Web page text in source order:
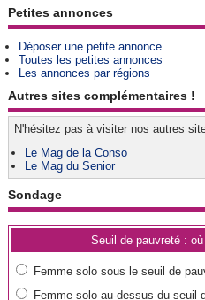
Petites annonces
Déposer une petite annonce
Toutes les petites annonces
Les annonces par régions
Autres sites complémentaires !
N'hésitez pas à visiter nos autres
Le Mag de la Conso
Le Mag du Senior
Sondage
Seuil de pauvreté :
Femme solo sous le seuil de
Femme solo au-dessus du seuil